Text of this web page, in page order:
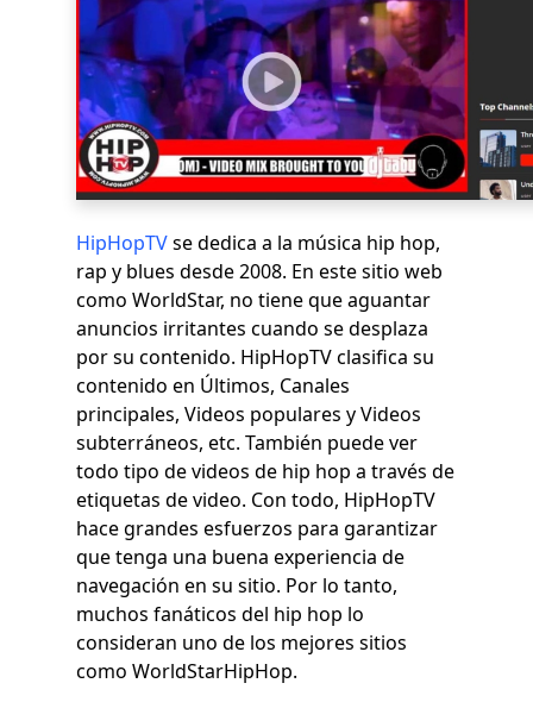
HipHopTVse dedica a la música hip hop,
rap y blues desde 2008. En este sitio web
como WorldStar, no tiene que aguantar
anuncios irritantes cuando se desplaza
por su contenido. HipHopTV clasifica su
contenido en Últimos, Canales
principales, Videos populares y Videos
subterráneos, etc. También puede ver
todo tipo de videos de hip hop a través de
etiquetas de video. Con todo, HipHopTV
hace grandes esfuerzos para garantizar
que tenga una buena experiencia de
navegación en su sitio. Por lo tanto,
muchos fanáticos del hip hop lo
consideran uno de los mejores sitios
como WorldStarHipHop.